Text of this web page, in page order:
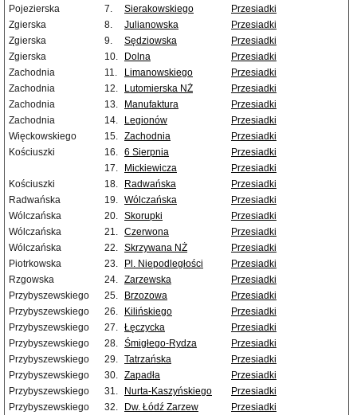
Pojezierska
7. Sierakowskiego
Przesiadki
Zgierska
8. Julianowska
Przesiadki
Zgierska
9. Sędziowska
Przesiadki
Zgierska
10. Dolna
Przesiadki
Zachodnia
11. Limanowskiego
Przesiadki
Zachodnia
12. Lutomierska NŻ
Przesiadki
Zachodnia
13. Manufaktura
Przesiadki
Zachodnia
14. Legionów
Przesiadki
Więckowskiego
15. Zachodnia
Przesiadki
Kościuszki
16. 6 Sierpnia
Przesiadki
17.
Mickiewicza
Przesiadki
Kościuszki
18. Radwańska
Przesiadki
Radwańska
19. Wólczańska
Przesiadki
Wólczańska
20. Skorupki
Przesiadki
Wólczańska
21. Czerwona
Przesiadki
Wólczańska
22. Skrzywana NŻ
Przesiadki
Piotrkowska
23. Pl. Niepodległości
Przesiadki
Rzgowska
24. Zarzewska
Przesiadki
Przybyszewskiego
25. Brzozowa
Przesiadki
Przybyszewskiego
26. Kilińskiego
Przesiadki
Przybyszewskiego
27. Łęczycka
Przesiadki
Przybyszewskiego
28. Śmigłego-Rydza
Przesiadki
Przybyszewskiego
29. Tatrzańska
Przesiadki
Przybyszewskiego
30. Zapadła
Przesiadki
Przybyszewskiego
31. Nurta-Kaszyńskiego
Przesiadki
Przybyszewskiego
32. Dw. Łódź Zarzew Przesiadki